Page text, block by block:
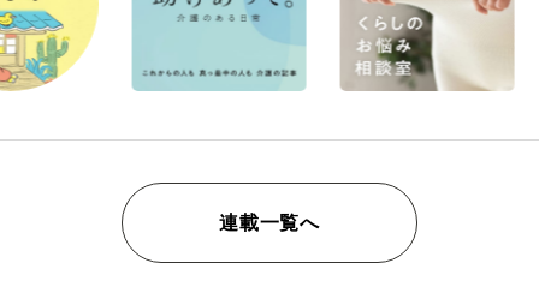
連載一覧へ